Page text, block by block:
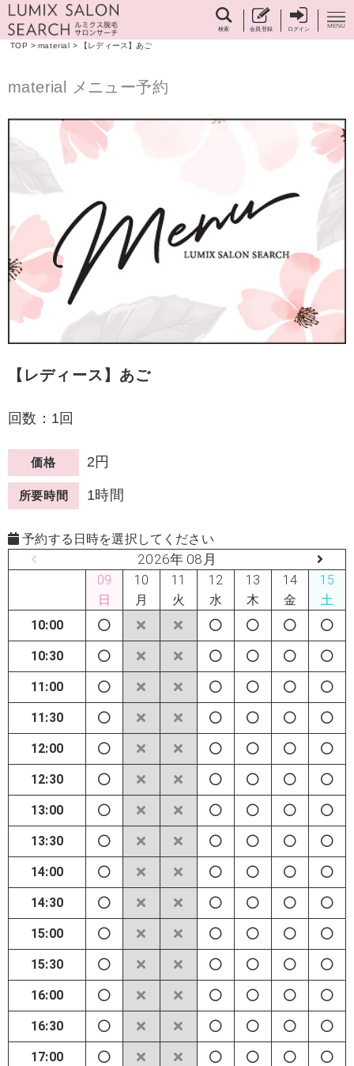
検索 会員登録 ログイン
TOP > material > 【レディース】あご
material メニュー予約
【レディース】あご
回数：1回
価格 2円
所要時間 1時間
予約する日時を選択してください
2026年 08月
09
日
10
月
11
火
12
水
13
木
14
金
15
土
10:00
10:30
11:00
11:30
12:00
12:30
13:00
13:30
14:00
14:30
15:00
15:30
16:00
16:30
17:00